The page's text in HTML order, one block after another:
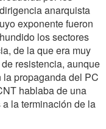
anarquista
exponente fueron
los sectores
de la que era muy
resistencia, aunque
propaganda del PC
hablaba de una
la terminación de la